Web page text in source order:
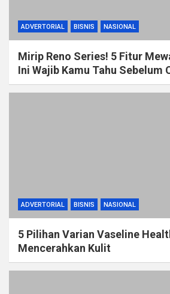
ADVERTORIAL BISNIS NASIONAL
Mirip Reno Series! 5 Fitur
Ini Wajib Kamu Tahu Sebelum
ADVERTORIAL BISNIS NASIONAL
5 Pilihan Varian Vaseline
Mencerahkan Kulit